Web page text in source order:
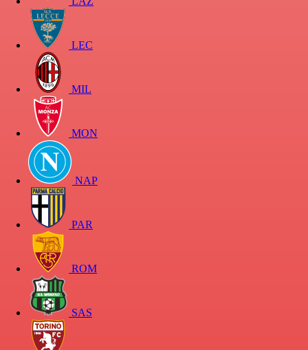
LEC
MIL
MON
NAP
PAR
ROM
SAS